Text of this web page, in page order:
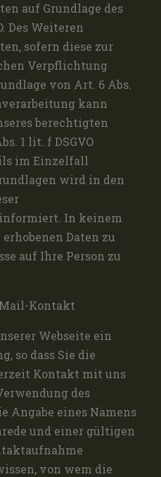
auf Grundlage des
Des Weiteren
sofern diese zur
Verpflichtung
von Art. 6 Abs.
kann
berechtigten
1 lit. f DSGVO
im Einzelfall
wird in den
In keinem
Daten zu
auf Ihre Person zu
Kontakt
Webseite ein
so dass Sie die
Kontakt mit uns
des
Angabe eines Namens
und einer gültigen
von wem die